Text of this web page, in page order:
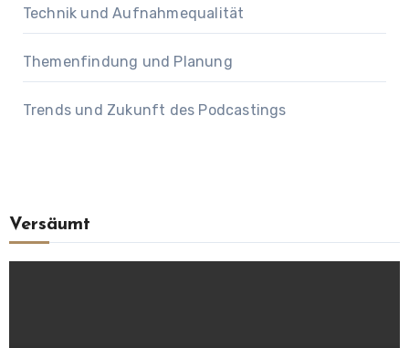
Technik und Aufnahmequalität
Themenfindung und Planung
Trends und Zukunft des Podcastings
Versäumt